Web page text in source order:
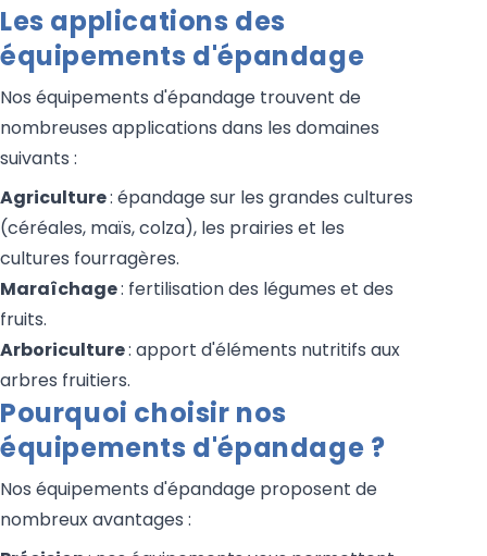
Les applications des
équipements d'épandage
Nos équipements d'épandage trouvent de
nombreuses applications dans les domaines
suivants :
Agriculture: épandage sur les grandes cultures
(céréales, maïs, colza), les prairies et les
cultures fourragères.
Maraîchage: fertilisation des légumes et des
fruits.
Arboriculture: apport d'éléments nutritifs aux
arbres fruitiers.
Pourquoi choisir nos
équipements d'épandage ?
Nos équipements d'épandage proposent de
nombreux avantages :